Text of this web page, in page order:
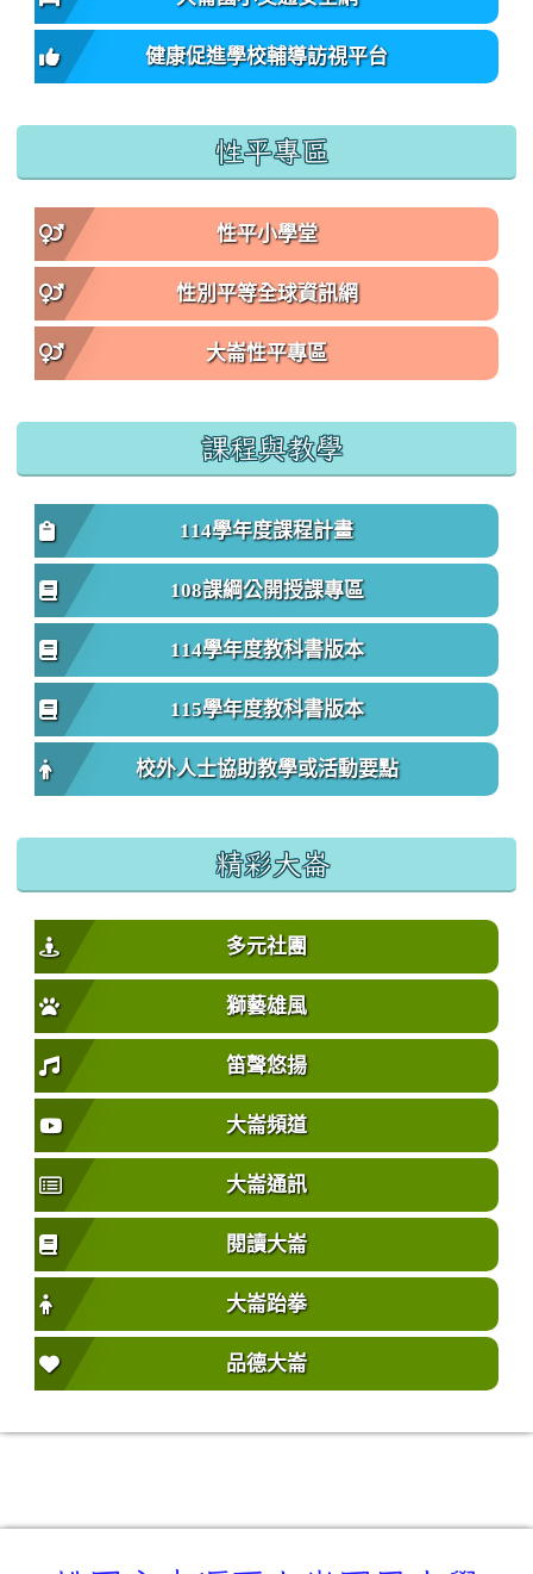
健康促進學校輔導訪視平台
性平專區
性平小學堂
性別平等全球資訊網
大崙性平專區
課程與教學
114學年度課程計畫
108課綱公開授課專區
114學年度教科書版本
115學年度教科書版本
校外人士協助教學或活動要點
精彩大崙
多元社團
獅藝雄風
笛聲悠揚
大崙頻道
大崙通訊
閱讀大崙
大崙跆拳
品德大崙